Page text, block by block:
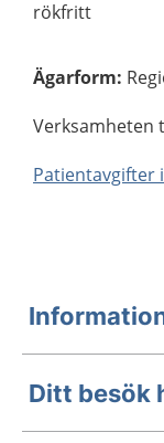
rökfritt
Ägarform:
Verksamheten
Patientavgifter
Ditt besök